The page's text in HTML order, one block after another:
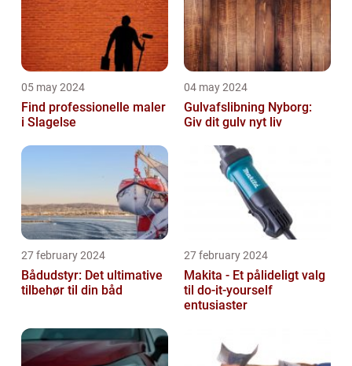
05 may 2024
Find professionelle maler
i Slagelse
04 may 2024
Gulvafslibning Nyborg:
Giv dit gulv nyt liv
27 february 2024
Bådudstyr: Det ultimative
tilbehør til din båd
27 february 2024
Makita - Et pålideligt valg
til do-it-yourself
entusiaster